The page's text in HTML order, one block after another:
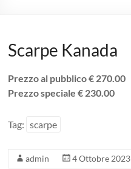
nel
florovivaismo
Hobbystica
Giardinaggio
Scarpe Kanada
Prezzo al pubblico € 270.00
Prezzo speciale € 230.00
Tag: scarpe
admin 4 Ottobre 2023